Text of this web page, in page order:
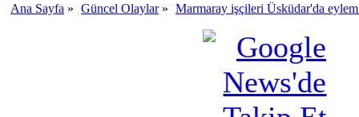
Ana Sayfa » Güncel Olaylar» Marmaray işçileri Üsküdar'da eylem